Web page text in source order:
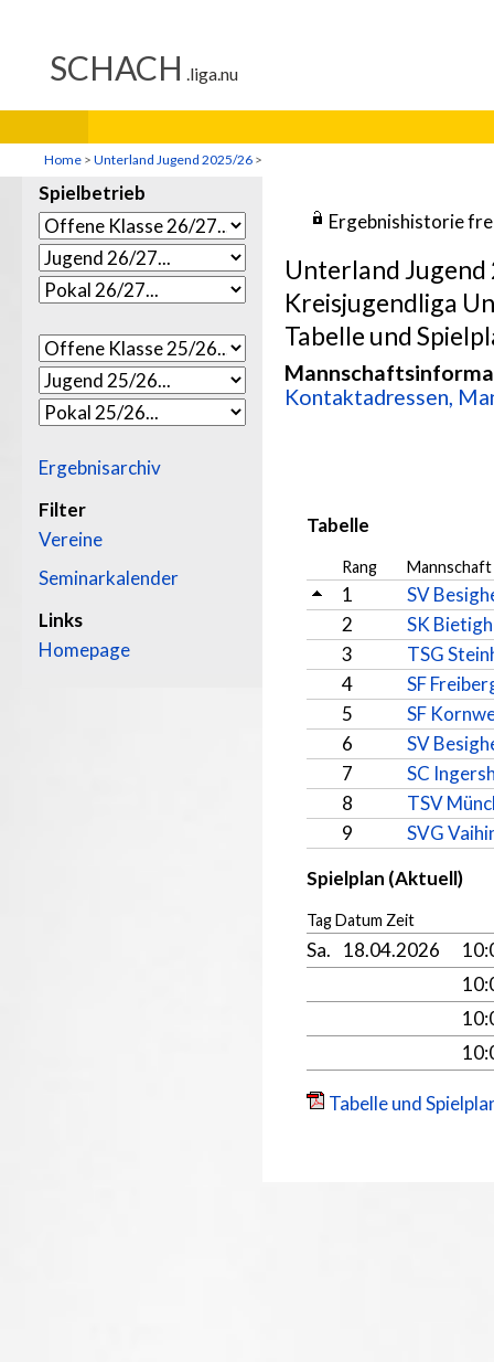
Home > Unterland Jugend 2025/26 >
Spielbetrieb
Ergebnisarchiv
Filter
Vereine
Seminarkalender
Links
Homepage
Ergebnishistorie
Unterland
Kreisjugendliga
Tabelle und
Kontaktadressen,
Tabelle
Rang Mannschaft
1
SV
2
SK
3
TSG
4
SF
5
SF
6
SV
7
SC
8
TSV
9
SVG
Spielplan (Aktuell)
Tag Datum Zeit
Sa. 18.04.2026
Tabelle und